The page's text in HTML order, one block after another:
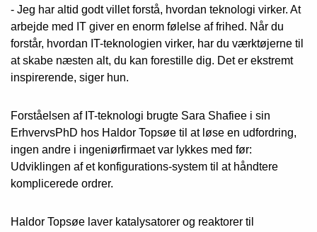
- Jeg har altid godt villet forstå, hvordan teknologi virker. At
arbejde med IT giver en enorm følelse af frihed. Når du
forstår, hvordan IT-teknologien virker, har du værktøjerne til
at skabe næsten alt, du kan forestille dig. Det er ekstremt
inspirerende, siger hun.
Forståelsen af IT-teknologi brugte Sara Shafiee i sin
ErhvervsPhD hos Haldor Topsøe til at løse en udfordring,
ingen andre i ingeniørfirmaet var lykkes med før:
Udviklingen af et konfigurations-system til at håndtere
komplicerede ordrer.
Haldor Topsøe laver katalysatorer og reaktorer til